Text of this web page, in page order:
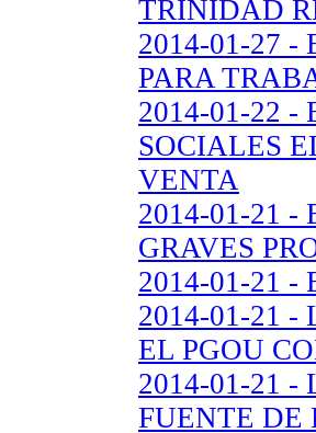
TRINIDAD
2014-01-27 -
PARA
2014-01-22 -
SOCIALES
VENTA
2014-01-21 -
GRAVES
2014-01-21 -
2014-01-21 -
EL PGOU
2014-01-21
FUENTE DE